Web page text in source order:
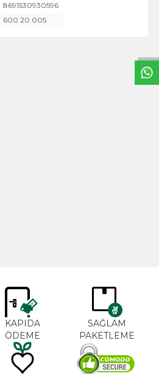
W
h
t
s
a
p
p
B
i
l
g
H
a
t
8691530930596
600 20 005
Çorba İşkembe 3kg
KAPIDA
ÖDEME
SAĞLAM
PAKETLEME